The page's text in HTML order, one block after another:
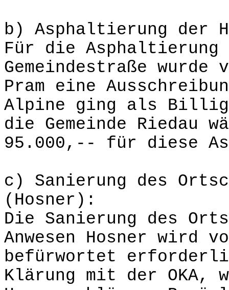
b) Asphaltierung der
Für die Asphaltierung
Gemeindestraße
Pram eine
Alpine ging als
die Gemeinde Riedau
95.000,-- für diese
c) Sanierung des
(Hosner):
Die Sanierung des
Anwesen Hosner wird
befürwortet
Klärung mit der OKA,